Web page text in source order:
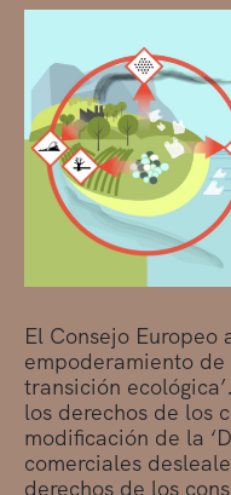
El Consejo Europeo
empoderamiento
transición
los derechos de los
modificación de la
comerciales
derechos de los